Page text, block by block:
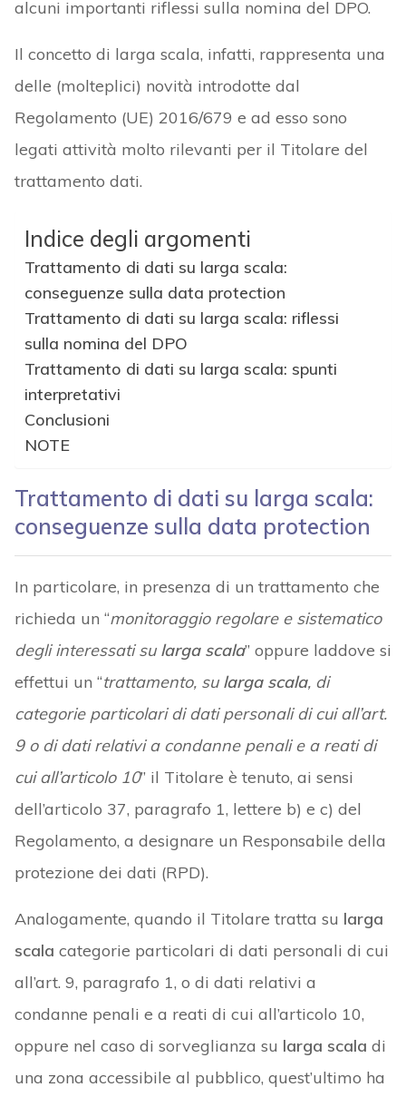
alcuni importanti riflessi sulla nomina del DPO.
Il concetto di larga scala, infatti, rappresenta una
delle (molteplici) novità introdotte dal
Regolamento (UE) 2016/679 e ad esso sono
legati attività molto rilevanti per il Titolare del
trattamento dati.
Indice degli argomenti
Trattamento di dati su larga scala:
conseguenze sulla data protection
Trattamento di dati su larga scala: riflessi
sulla nomina del DPO
Trattamento di dati su larga scala: spunti
interpretativi
Conclusioni
NOTE
Trattamento di dati su larga scala:
conseguenze sulla data protection
In particolare, in presenza di un trattamento che
richieda un “monitoraggio regolare e sistematico
degli interessati su larga scala” oppure laddove si
effettui un “trattamento, su larga scala, di
categorie particolari di dati personali di cui all’art.
9 o di dati relativi a condanne penali e a reati di
cui all’articolo 10” il Titolare è tenuto, ai sensi
dell’articolo 37, paragrafo 1, lettere b) e c) del
Regolamento, a designare un Responsabile della
protezione dei dati (RPD).
Analogamente, quando il Titolare tratta su larga
scala categorie particolari di dati personali di cui
all’art. 9, paragrafo 1, o di dati relativi a
condanne penali e a reati di cui all’articolo 10,
oppure nel caso di sorveglianza su larga scala di
una zona accessibile al pubblico, quest’ultimo ha